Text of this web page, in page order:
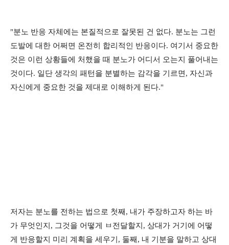
"분노 반응 자체에는 본질적으로 잘못된 건 없다. 분노는 그런
도발에 대한 어쩌면 온전히 합리적인 반응이다. 여기서 중요한
것은 이런 상황들에 처했을 때 분노가 어디서 오는지 풀어내는
것이다. 일단 생각의 패턴을 분별하는 감각을 기르면, 자신과
자신에게 중요한 것을 제대로 이해하게 된다."
저자는 분노를 전하는 법으로 첫째, 내가 주장하고자 하는 바
가 무엇인지, 그것을 어떻게 ㅂ전달할지, 상대가 거기에 어떻
게 반응할지 미리 계획을 세우기, 둘째, 내 기분을 말하고 상대